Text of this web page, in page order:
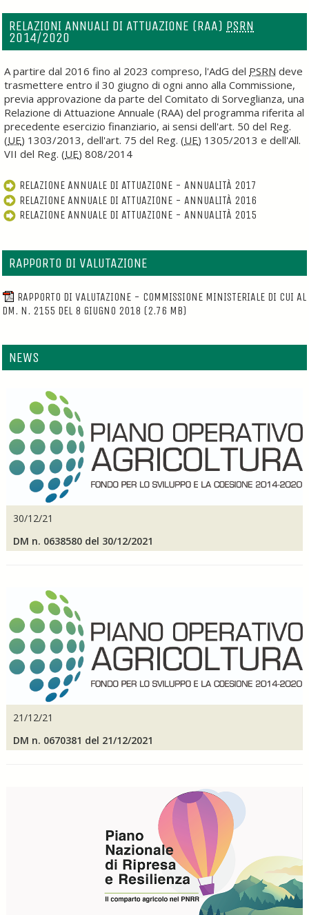
RELAZIONI ANNUALI DI ATTUAZIONE (RAA) PSRN
2014/2020
A partire dal 2016 fino al 2023 compreso, l'AdG del PSRN deve
trasmettere entro il 30 giugno di ogni anno alla Commissione,
previa approvazione da parte del Comitato di Sorveglianza, una
Relazione di Attuazione Annuale (RAA) del programma riferita al
precedente esercizio finanziario, ai sensi dell'art. 50 del Reg.
(UE) 1303/2013, dell'art. 75 del Reg. (UE) 1305/2013 e dell'All.
VII del Reg. (UE) 808/2014
RELAZIONE ANNUALE DI ATTUAZIONE - ANNUALITÀ 2017
RELAZIONE ANNUALE DI ATTUAZIONE - ANNUALITÀ 2016
RELAZIONE ANNUALE DI ATTUAZIONE - ANNUALITÀ 2015
RAPPORTO DI VALUTAZIONE
RAPPORTO DI VALUTAZIONE - COMMISSIONE MINISTERIALE DI CUI AL
DM. N. 2155 DEL 8 GIUGNO 2018 (2.76 MB)
NEWS
30/12/21
DM n. 0638580 del 30/12/2021
21/12/21
DM n. 0670381 del 21/12/2021